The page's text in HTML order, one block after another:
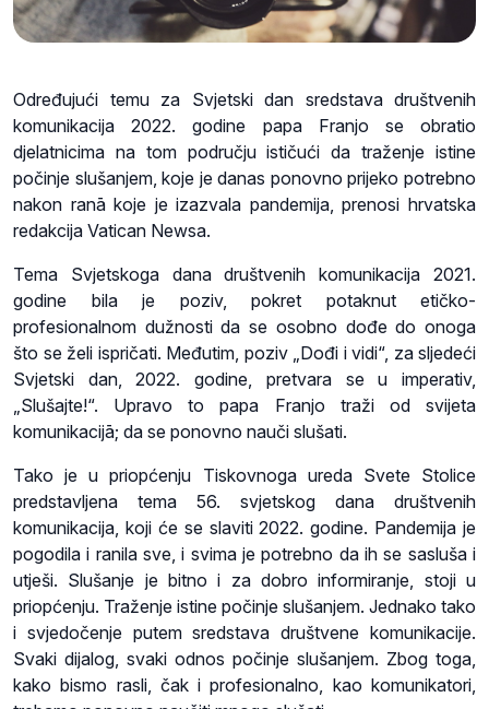
Određujući temu za Svjetski dan sredstava društvenih
komunikacija 2022. godine papa Franjo se obratio
djelatnicima na tom području ističući da traženje istine
počinje slušanjem, koje je danas ponovno prijeko potrebno
nakon ranā koje je izazvala pandemija, prenosi hrvatska
redakcija Vatican Newsa.
Tema Svjetskoga dana društvenih komunikacija 2021.
godine bila je poziv, pokret potaknut etičko-
profesionalnom dužnosti da se osobno dođe do onoga
što se želi ispričati. Međutim, poziv „Dođi i vidi“, za sljedeći
Svjetski dan, 2022. godine, pretvara se u imperativ,
„Slušajte!“. Upravo to papa Franjo traži od svijeta
komunikacijā; da se ponovno nauči slušati.
Tako je u priopćenju Tiskovnoga ureda Svete Stolice
predstavljena tema 56. svjetskog dana društvenih
komunikacija, koji će se slaviti 2022. godine. Pandemija je
pogodila i ranila sve, i svima je potrebno da ih se sasluša i
utješi. Slušanje je bitno i za dobro informiranje, stoji u
priopćenju. Traženje istine počinje slušanjem. Jednako tako
i svjedočenje putem sredstava društvene komunikacije.
Svaki dijalog, svaki odnos počinje slušanjem. Zbog toga,
kako bismo rasli, čak i profesionalno, kao komunikatori,